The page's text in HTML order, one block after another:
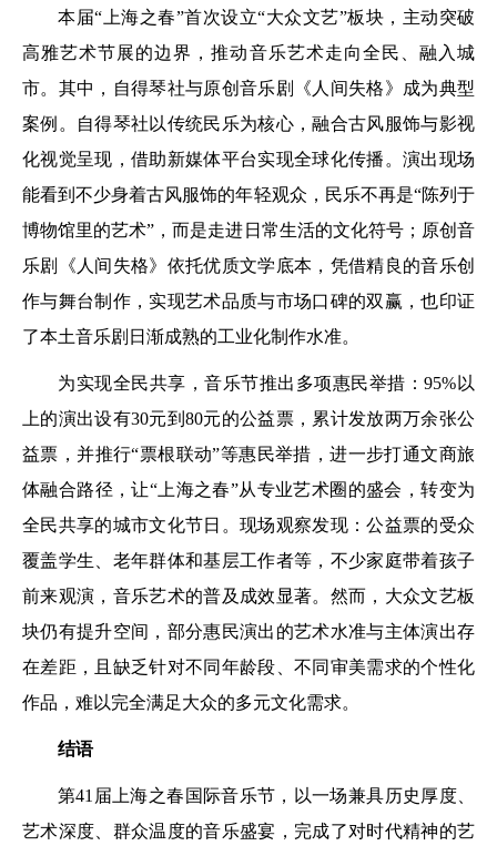
本届“上海之春”首次设立“大众文艺”板块，主动突破
高雅艺术节展的边界，推动音乐艺术走向全民、融入城
市。其中，自得琴社与原创音乐剧《人间失格》成为典型
案例。自得琴社以传统民乐为核心，融合古风服饰与影视
化视觉呈现，借助新媒体平台实现全球化传播。演出现场
能看到不少身着古风服饰的年轻观众，民乐不再是“陈列于
博物馆里的艺术”，而是走进日常生活的文化符号；原创音
乐剧《人间失格》依托优质文学底本，凭借精良的音乐创
作与舞台制作，实现艺术品质与市场口碑的双赢，也印证
了本土音乐剧日渐成熟的工业化制作水准。
为实现全民共享，音乐节推出多项惠民举措：95%以
上的演出设有30元到80元的公益票，累计发放两万余张公
益票，并推行“票根联动”等惠民举措，进一步打通文商旅
体融合路径，让“上海之春”从专业艺术圈的盛会，转变为
全民共享的城市文化节日。现场观察发现：公益票的受众
覆盖学生、老年群体和基层工作者等，不少家庭带着孩子
前来观演，音乐艺术的普及成效显著。然而，大众文艺板
块仍有提升空间，部分惠民演出的艺术水准与主体演出存
在差距，且缺乏针对不同年龄段、不同审美需求的个性化
作品，难以完全满足大众的多元文化需求。
结语
第41届上海之春国际音乐节，以一场兼具历史厚度、
艺术深度、群众温度的音乐盛宴，完成了对时代精神的艺